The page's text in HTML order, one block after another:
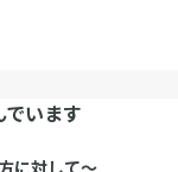
います
に対して〜